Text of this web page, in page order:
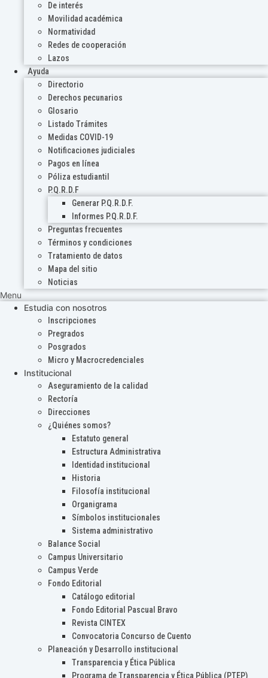
De interés
Movilidad académica
Normatividad
Redes de cooperación
Lazos
Ayuda
Directorio
Derechos pecunarios
Glosario
Listado Trámites
Medidas COVID-19
Notificaciones judiciales
Pagos en línea
Póliza estudiantil
P.Q.R.D.F
Generar P.Q.R.D.F.
Informes P.Q.R.D.F.
Preguntas frecuentes
Términos y condiciones
Tratamiento de datos
Mapa del sitio
Noticias
Menu
Estudia con nosotros
Inscripciones
Pregrados
Posgrados
Micro y Macrocredenciales
Institucional
Aseguramiento de la calidad
Rectoría
Direcciones
¿Quiénes somos?
Estatuto general
Estructura Administrativa
Identidad institucional
Historia
Filosofía institucional
Organigrama
Símbolos institucionales
Sistema administrativo
Balance Social
Campus Universitario
Campus Verde
Fondo Editorial
Catálogo editorial
Fondo Editorial Pascual Bravo
Revista CINTEX
Convocatoria Concurso de Cuento
Planeación y Desarrollo institucional
Transparencia y Ética Pública
Programa de Transparencia y Ética Pública (PTEP)